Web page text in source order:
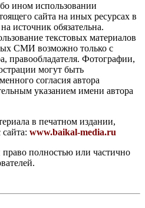
ином использовании
сайта на иных ресурсах в
источник обязательна.
текстовых материалов
СМИ возможно только с
правообладателя. Фотографии,
могут быть
согласия автора
указанием имени автора
в печатном издании,
www.baikal-media.ru
право полностью или частично